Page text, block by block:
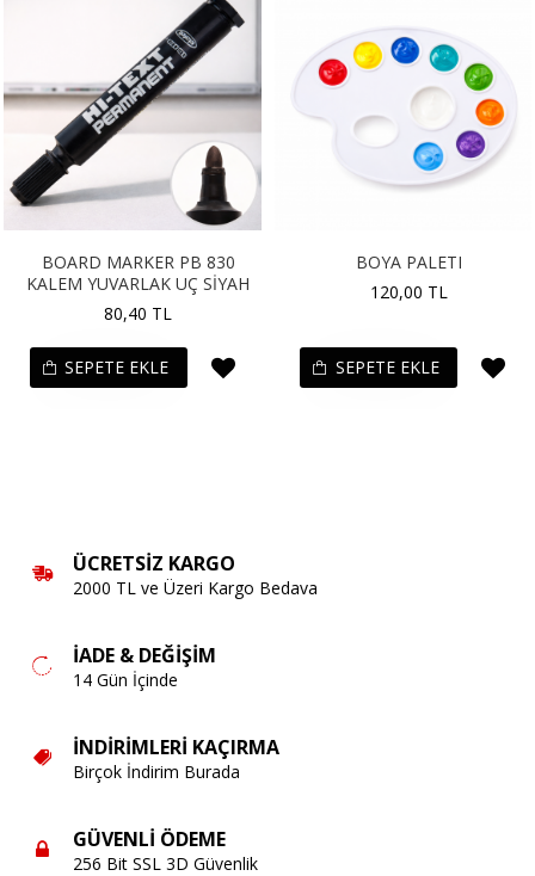
BOARD MARKER PB 830
KALEM YUVARLAK UÇ SİYAH
80,40 TL
SEPETE EKLE
BOYA PALETI
120,00 TL
SEPETE EKLE
ÜCRETSIZ KARGO
2000 TL ve Üzeri Kargo Bedava
İADE & DEĞIŞIM
14 Gün İçinde
İNDIRIMLERI KAÇIRMA
Birçok İndirim Burada
GÜVENLI ÖDEME
256 Bit SSL 3D Güvenlik